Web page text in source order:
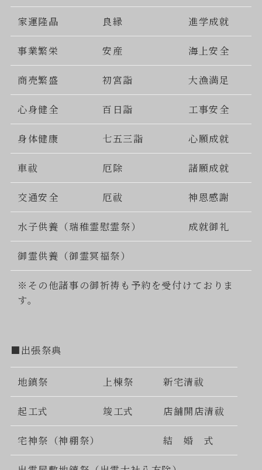
家運隆晶 良縁 進学成就
事業繁栄 安産 海上安全
商売繁盛 初宮詣 大漁満足
心身健全 百日詣 工事安全
身体健康 七五三詣 心願成就
車祓 厄除 諸願成就
交通安全 厄祓 神恩感謝
水子供養（瑞稚霊慰霊祭） 成就御礼
御霊供養（御霊冥福祭）
※その他諸事の御祈祷も予約を受付けておりま
す。
■出張祭典
地鎮祭 上棟祭 新宅清祓
起工式 竣工式 店舗開店清祓
宅神祭（神棚祭） 結 婚 式